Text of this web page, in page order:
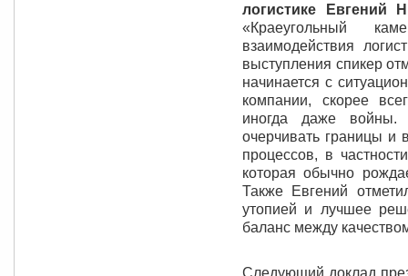
логистике Евгений
«Краеугольный
взаимодействия
выступления спикер
начинается с
компании, скорее
иногда даже
очерчивать границы и
процессов, в
которая обычно
Также Евгений
утопией и лучшее
баланс между
Следующий доклад